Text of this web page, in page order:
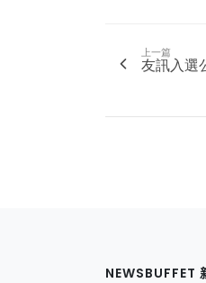
上一篇
友訊入選
NEWSBUFFET